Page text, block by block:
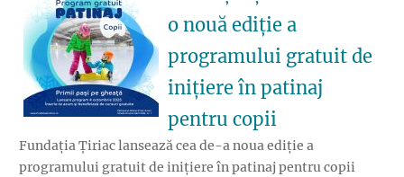
o nouă ediție a
programului gratuit de
inițiere în patinaj
pentru copii
Fundația Țiriac lansează cea de-a noua ediție a
programului gratuit de inițiere în patinaj pentru copii